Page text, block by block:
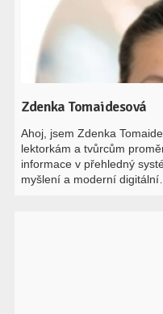
Zdenka Tomaidesová
Ahoj, jsem Zdenka
lektorkám a tvůrcům
informace v přehledný
myšlení a moderní